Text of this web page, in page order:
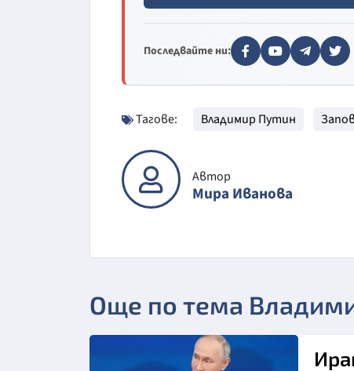
Последвайте ни:
Тагове: Владимир Путин
Автор
Мира Иванова
Още по тема